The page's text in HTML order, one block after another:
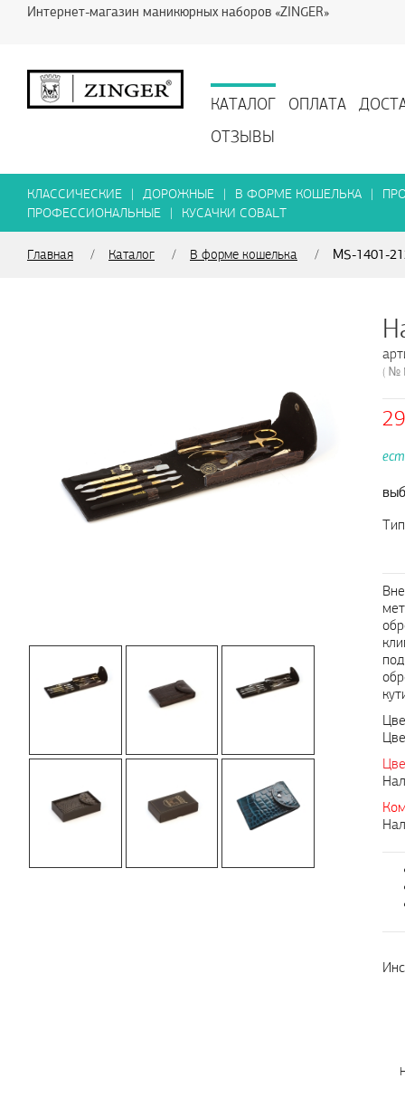
Интернет-магазин маникюрных наборов «ZINGER»
КАТАЛОГ ОПЛАТА
ОТЗЫВЫ
КЛАССИЧЕСКИЕ | ДОРОЖНЫЕ | В ФОРМЕ КОШЕЛЬКА |
ПРОФЕССИОНАЛЬНЫЕ
| КУСАЧКИ COBALT
Главная / Каталог / В форме кошелька / MS-1401-
( №